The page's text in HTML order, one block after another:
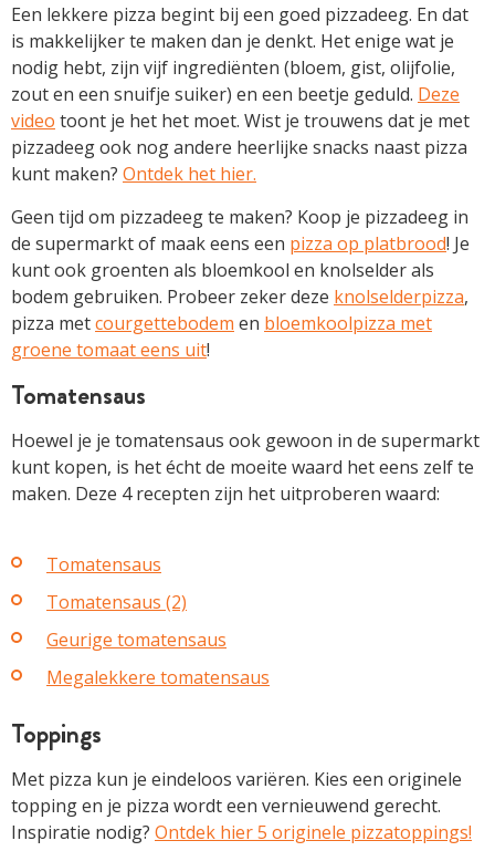
Een lekkere pizza begint bij een goed pizzadeeg. En dat
is makkelijker te maken dan je denkt. Het enige wat je
nodig hebt, zijn vijf ingrediënten (bloem, gist, olijfolie,
zout en een snuifje suiker) en een beetje geduld. Deze
video toont je het het moet. Wist je trouwens dat je met
pizzadeeg ook nog andere heerlijke snacks naast pizza
kunt maken? Ontdek het hier.
Geen tijd om pizzadeeg te maken? Koop je pizzadeeg in
de supermarkt of maak eens een pizza op platbrood! Je
kunt ook groenten als bloemkool en knolselder als
bodem gebruiken. Probeer zeker deze knolselderpizza,
pizza metcourgettebodem en bloemkoolpizza met
groene tomaat eens uit!
Tomatensaus
Hoewel je je tomatensaus ook gewoon in de supermarkt
kunt kopen, is het écht de moeite waard het eens zelf te
maken. Deze 4 recepten zijn het uitproberen waard:
Tomatensaus
Tomatensaus (2)
Geurige tomatensaus
Megalekkere tomatensaus
Toppings
Met pizza kun je eindeloos variëren. Kies een originele
topping en je pizza wordt een vernieuwend gerecht.
Inspiratie nodig? Ontdek hier 5 originele pizzatoppings!